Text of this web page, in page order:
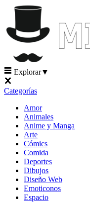
Explorar▼
Categorías
Amor
Animales
Anime y Manga
Arte
Cómics
Comida
Deportes
Dibujos
Diseño Web
Emoticonos
Espacio